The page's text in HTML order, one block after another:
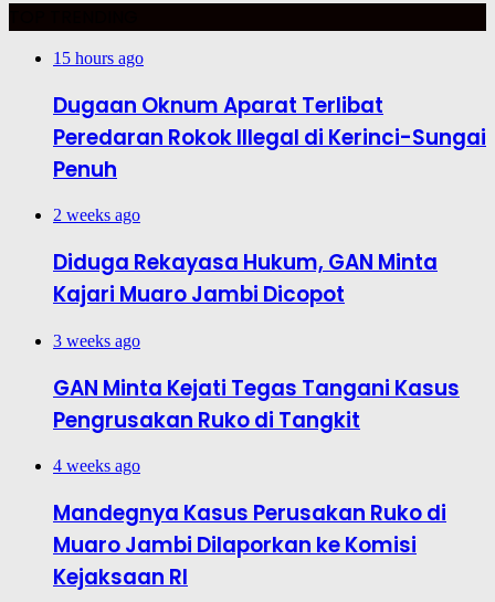
15 hours ago
Dugaan Oknum Aparat Terlibat
Peredaran Rokok Illegal di Kerinci-Sungai
Penuh
2 weeks ago
Diduga Rekayasa Hukum, GAN Minta
Kajari Muaro Jambi Dicopot
3 weeks ago
GAN Minta Kejati Tegas Tangani Kasus
Pengrusakan Ruko di Tangkit
4 weeks ago
Mandegnya Kasus Perusakan Ruko di
Muaro Jambi Dilaporkan ke Komisi
Kejaksaan RI